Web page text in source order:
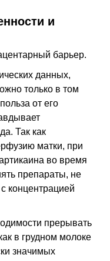
и
барьер.
данных,
только в том
от его
Так как
матки, при
во время
препараты, не
концентрацией
прерывать
в грудном молоке
значимых